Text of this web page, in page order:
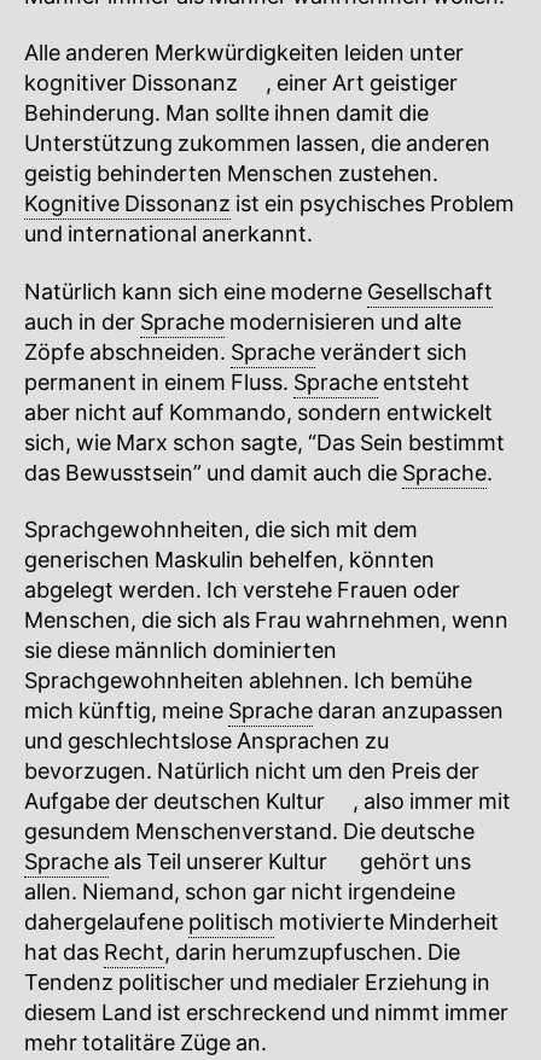
Alle anderen Merkwürdigkeiten leiden unter
kognitiver Dissonanz
, einer Art geistiger
Behinderung. Man sollte ihnen damit die
Unterstützung zukommen lassen, die anderen
geistig behinderten Menschen zustehen.
Kognitive Dissonanz ist ein psychisches Problem
und international anerkannt.
Natürlich kann sich eine moderne Gesellschaft
auch in der Sprache modernisieren und alte
Zöpfe abschneiden. Spracheverändert sich
permanent in einem Fluss. Sprache entsteht
aber nicht auf Kommando, sondern entwickelt
sich, wie Marx schon sagte, “Das Sein bestimmt
das Bewusstsein” und damit auch die Sprache.
Sprachgewohnheiten, die sich mit dem
generischen Maskulin behelfen, könnten
abgelegt werden. Ich verstehe Frauen oder
Menschen, die sich als Frau wahrnehmen, wenn
sie diese männlich dominierten
Sprachgewohnheiten ablehnen. Ich bemühe
mich künftig, meine Sprache daran anzupassen
und geschlechtslose Ansprachen zu
bevorzugen. Natürlich nicht um den Preis der
Aufgabe der deutschen Kultur
, also immer mit
gesundem Menschenverstand. Die deutsche
Sprache als Teil unserer Kultur
gehört uns
allen. Niemand, schon gar nicht irgendeine
dahergelaufene politisch motivierte Minderheit
hat das Recht, darin herumzupfuschen. Die
Tendenz politischer und medialer Erziehung in
diesem Land ist erschreckend und nimmt immer
mehr totalitäre Züge an.